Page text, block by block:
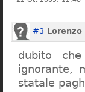
#3 Lorenzo
dubito
ignorante,
statale